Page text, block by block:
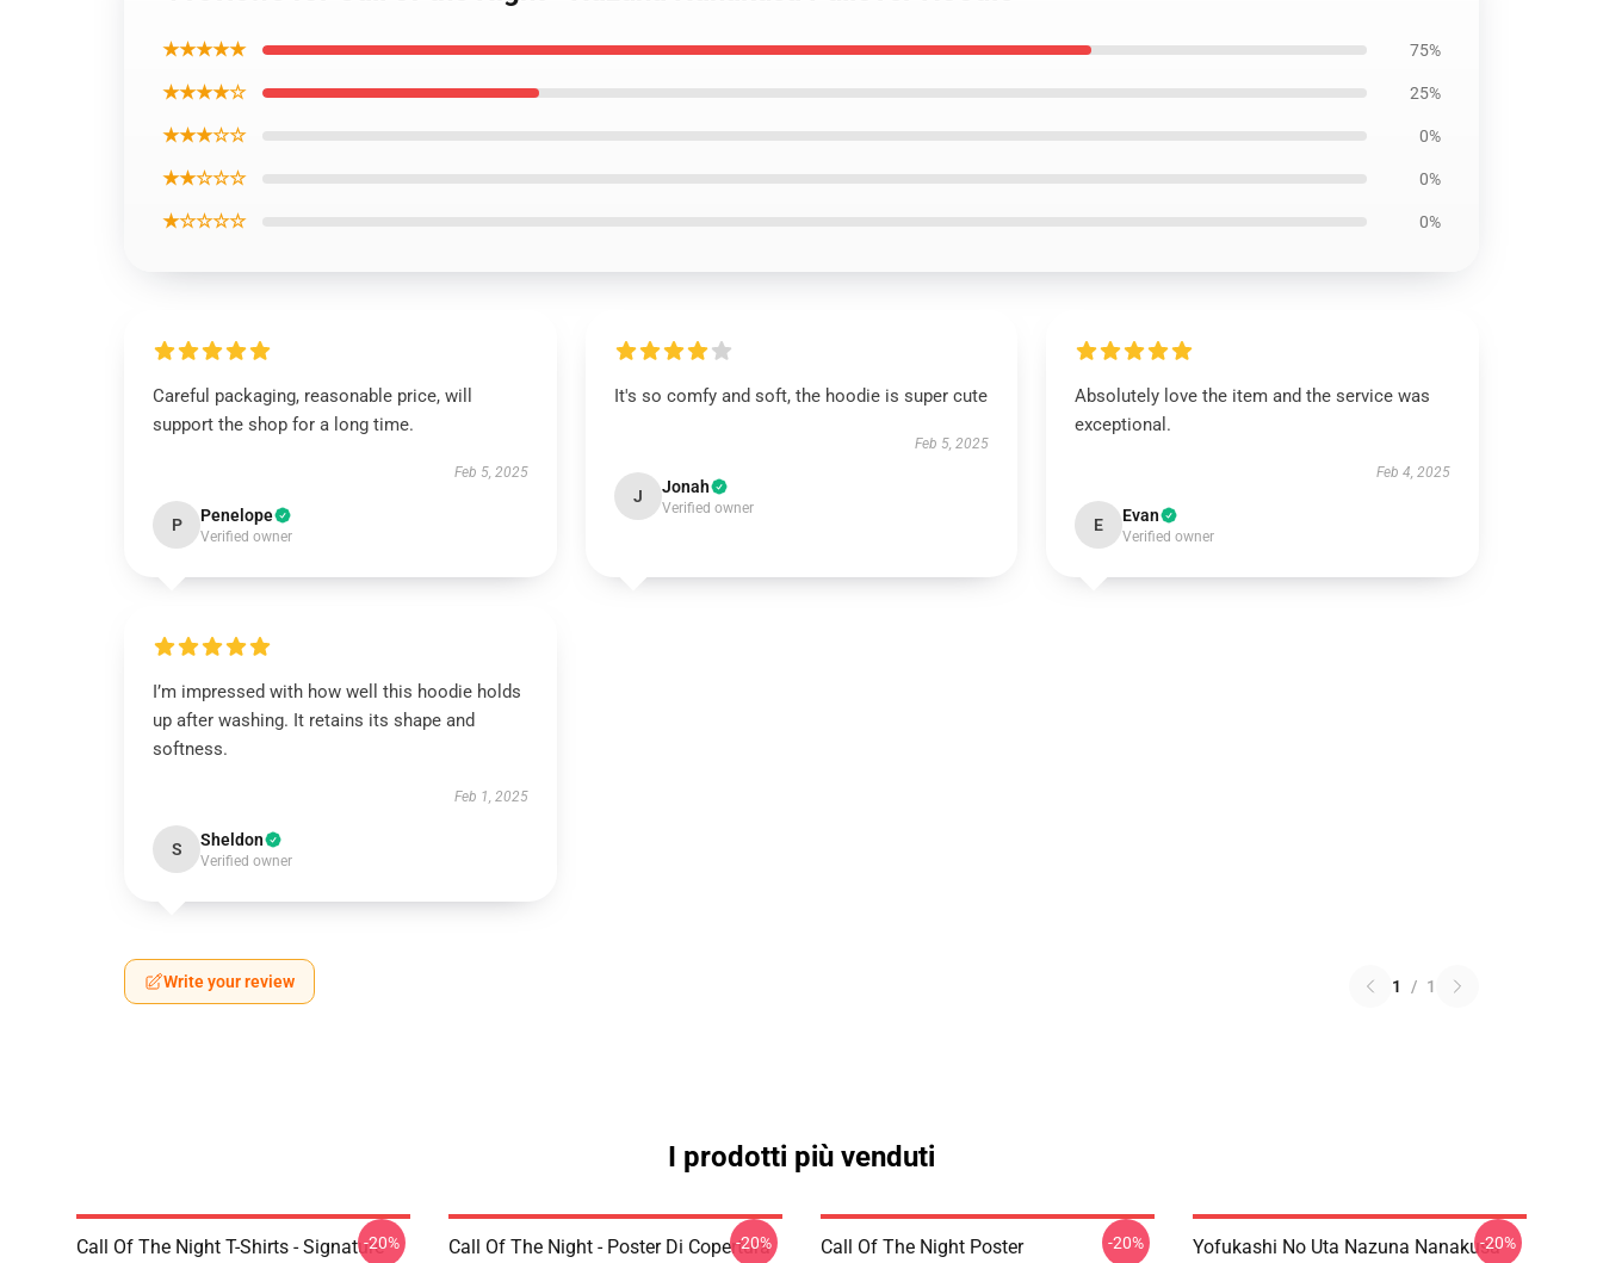
★★★★★ 75%
★★★★☆ 25%
★★★☆☆ 0%
★★☆☆☆ 0%
★☆☆☆☆ 0%
Careful packaging, reasonable price, will
support the shop for a long time.
Feb 5, 2025
P Penelope
Verified owner
It's so comfy and soft, the hoodie is super cute
Feb 5, 2025
J Jonah
Verified owner
Absolutely love the item and the service was
exceptional.
Feb 4, 2025
E Evan
Verified owner
I’m impressed with how well this hoodie holds
up after washing. It retains its shape and
softness.
Feb 1, 2025
S Sheldon
Verified owner
Write your review 1 / 1
I prodotti più venduti
Call Of The Night T-Shirts - Signature-20%
Call Of The Night - Poster Di Copertura
-20% Call Of The Night Poster -20%
Yofukashi No Uta Nazuna Nanakusa-20%